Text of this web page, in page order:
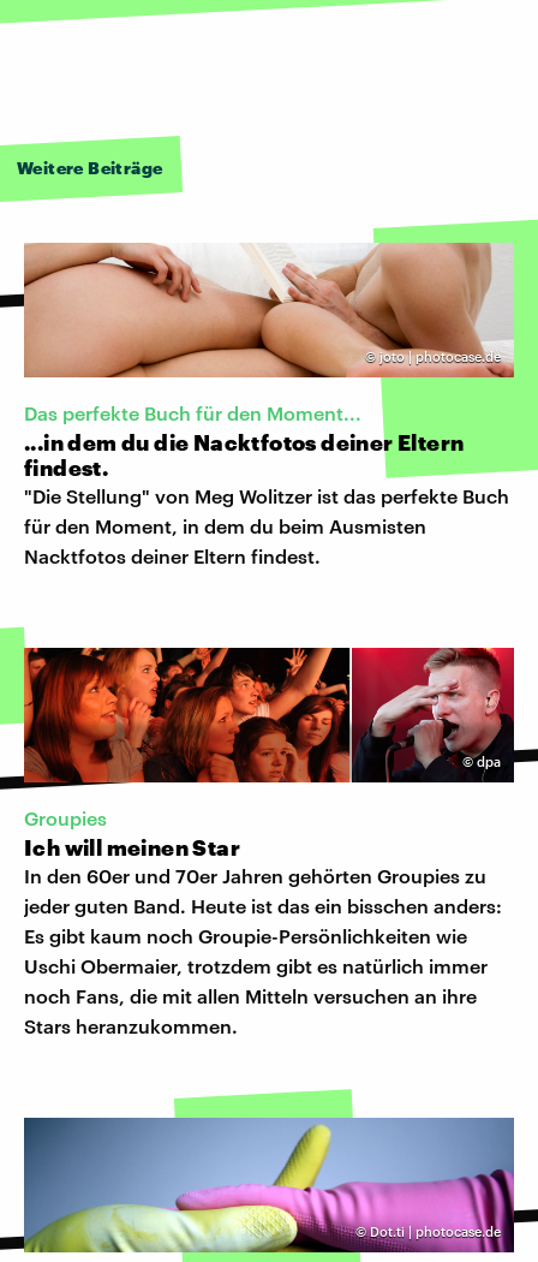
Weitere Beiträge
© joto | photocase.de
Das perfekte Buch für den Moment...
...in dem du die Nacktfotos deiner Eltern
findest.
"Die Stellung" von Meg Wolitzer ist das perfekte Buch
für den Moment, in dem du beim Ausmisten
Nacktfotos deiner Eltern findest.
©dpa
Groupies
Ich will meinen Star
In den 60er und 70er Jahren gehörten Groupies zu
jeder guten Band. Heute ist das ein bisschen anders:
Es gibt kaum noch Groupie-Persönlichkeiten wie
Uschi Obermaier, trotzdem gibt es natürlich immer
noch Fans, die mit allen Mitteln versuchen an ihre
Stars heranzukommen.
©Dot.ti | photocase.de